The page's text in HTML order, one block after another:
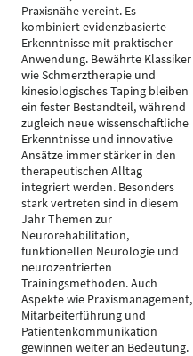
Praxisnähe vereint. Es
kombiniert evidenzbasierte
Erkenntnisse mit praktischer
Anwendung. Bewährte Klassiker
wie Schmerztherapie und
kinesiologisches Taping bleiben
ein fester Bestandteil, während
zugleich neue wissenschaftliche
Erkenntnisse und innovative
Ansätze immer stärker in den
therapeutischen Alltag
integriert werden. Besonders
stark vertreten sind in diesem
Jahr Themen zur
Neurorehabilitation,
funktionellen Neurologie und
neurozentrierten
Trainingsmethoden. Auch
Aspekte wie Praxismanagement,
Mitarbeiterführung und
Patientenkommunikation
gewinnen weiter an Bedeutung.